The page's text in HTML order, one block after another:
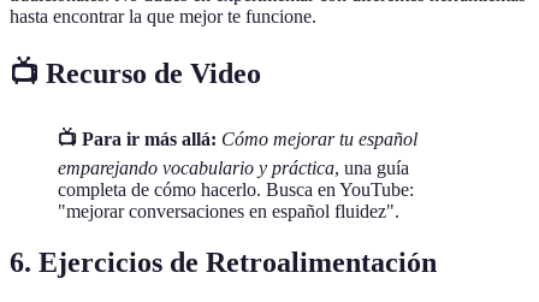
hasta encontrar la que mejor te funcione.
📺 Recurso de Video
📺 Para ir más allá: Cómo mejorar tu español
emparejando vocabulario y práctica, una guía
completa de cómo hacerlo. Busca en YouTube:
"mejorar conversaciones en español fluidez".
6. Ejercicios de Retroalimentación